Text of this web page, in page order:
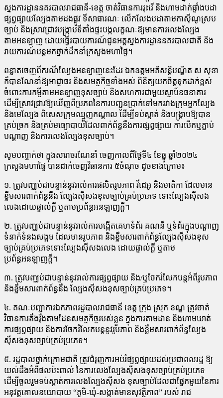
ស្នងការដ្ឋាននគរបាលរាជធានី-ខេត្ត ចាត់វិធានការ​​​​​​រុះរើ និងហាមដាក់ផ្ទាំងបដា​
ផ្សព្វផ្សាយល្បែងតាមដងផ្លូវ ទីសាធារណៈ លើកលែងបដាតាមកាស៊ីណូស្រប
ច្បាប់ និងស្រាវជ្រាវបង្ក្រាបទីតាំងផ្ទះបង្កលក្ខណៈឱ្យមានការលេងល្បែង
តាមអនឡាញ ដោយធ្វើរបាយការណ៍ជូនអគ្គស្នងការ​​​ដ្ឋាននគរបាលជាតិ និង
រាយការណ៍បន្តមកថ្នាក់ដឹកនាំក្រសួងមហាផ្ទៃ។
ពន្លាតចេញពីករណីល្បែងអនឡាញនេះដែរ ឯកឧត្តមអភិសន្តិបណ្ឌិត ស សុខា
ក៏បានណែនាំឱ្យអាជ្ញាធរ និងសមត្ថកិច្ចទាំងអស់ ពិនិត្យយកចិត្តទុកដាក់ខ្ពស់
ចំពោះការកម្ចីតាមអនឡាញខុសច្បាប់ និងសហការជាមួយស្ថាប័នធនាគារ
ដើម្បីស្រាវជ្រាវឱ្យឃើញពីប្រភពនៃការបញ្ជូនប្រាក់ទៅមករវាងក្រុមអ្នកល្បែង
និងមេល្បែង ពិសេសក្រុមឈ្មួញកណ្ដាល ដើម្បីទប់ស្កាត់ និងបង្ក្រាបឱ្យបាន
គ្រប់ច្រក និងគ្រប់មធ្យោបាយដែលពាក់ព័ន្ធនឹងការផ្សព្វផ្សាយ ការបើកឬភ្ជាប់
បណ្ដាញ និងការលេងល្បែងខុសច្បាប់។
សូមបញ្ចាក់ថា ក្នុងសារាចរណែនាំ ចេញកាលពីថ្ងៃទី៤ ខែធ្នូ ឆ្នាំ២០២៤
ក្រសួងមហាផ្ទៃ បានដាក់ចេញវិធានការ ៥ចំណុច ដូចខាងក្រោម៖
១. ត្រូវបញ្ឈប់ជាបន្ទាន់នូវរាល់ការផលិតរូបភាព វីដេអូ និងមាតិកា ដែលមាន
ខ្លឹមសារពាក់ព័ន្ធនឹង ល្បែងស៊ីសងខុសច្បាប់គ្រប់ប្រភេទ ទោះល្បែងស៊ីសង
លេងដោយផ្ទាល់ក្តី ឬតាមប្រព័ន្ធអនឡាញក្តី។
២. ត្រូវបញ្ឈប់ជាបន្ទាន់នូវរាល់ការបង្កើតគេហទំព័រ គណនី ឬទំព័រក្នុងបណ្តាញ
ទំនាក់ទំនងសង្គម ដែលមានរូបភាព និងខ្លឹមសារពាក់ព័ន្ធល្បែងស៊ីសងខុស
ច្បាប់គ្រប់ប្រភេទទោះល្បែងស៊ីសងលេង ដោយផ្ទាល់ក្តី ឬតាម
ប្រព័ន្ធអនឡាញក្តី។
៣. ត្រូវបញ្ឈប់ជាបន្ទាន់នូវរាល់ការផ្សព្វផ្សាយ និង/ឬចែករំលែកបន្តអំពីរូបភាព
និងខ្លឹមសារពាក់ព័ន្ធនឹង ល្បែងស៊ីសងខុសច្បាប់គ្រប់ប្រភេទ។
៤. គណៈបញ្ជាការឯកភាពរដ្ឋបាលរាជធានី ខេត្ត ក្រុង ស្រុក ខណ្ឌ ត្រូវចាត់
វិធានការតឹងរ៉ឹងតាមដែនសមត្ថកិច្ចរបស់ខ្លួន ក្នុងការតាមដាន និងហាមឃាត់
ការផ្សព្វផ្សាយ និងការចែករំលែកបន្តនូវរូបភាព និងខ្លឹមសារពាក់ព័ន្ធល្បែង
ស៊ីសងខុសច្បាប់គ្រប់ប្រភេទ។
៥. រដ្ឋបាលថ្នាក់ក្រោមជាតិ ត្រូវជំរុញការអប់រំផ្សព្វផ្សាយដល់ប្រជាពលរដ្ឋ ឱ្យ
យល់ដឹងអំពីផលប៉ះពាល់ នៃការលេងល្បែងស៊ីសងខុសច្បាប់គ្រប់ប្រភេទ
ដើម្បីចូលរួមទប់ស្កាត់ការលេងល្បែងស៊ីសង ខុសច្បាប់ដែលជាផ្នែកមួយនៃការ
អនុវត្តគោលនយោបាយ “ភូមិ-ឃុំ-សង្កាត់មានសុវត្ថិភាព” របស់ រាជ